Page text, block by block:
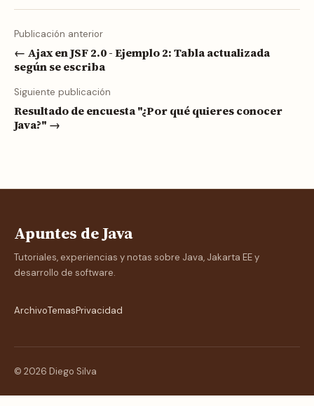
Publicación anterior
← Ajax en JSF 2.0 - Ejemplo 2: Tabla actualizada
según se escriba
Siguiente publicación
Resultado de encuesta "¿Por qué quieres conocer
Java?" →
Apuntes de Java
Tutoriales, experiencias y notas sobre Java, Jakarta EE y
desarrollo de software.
ArchivoTemasPrivacidad
© 2026 Diego Silva